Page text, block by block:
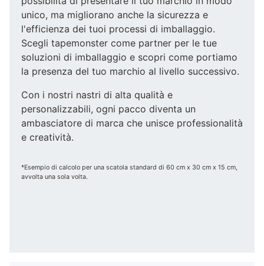
unico, ma migliorano anche la sicurezza e
l'efficienza dei tuoi processi di imballaggio.
Scegli tapemonster come partner per le tue
soluzioni di imballaggio e scopri come portiamo
la presenza del tuo marchio al livello successivo.
Con i nostri nastri di alta qualità e
personalizzabili, ogni pacco diventa un
ambasciatore di marca che unisce professionalità
e creatività.
*Esempio di calcolo per una scatola standard di 60 cm x 30 cm x 15 cm,
avvolta una sola volta.